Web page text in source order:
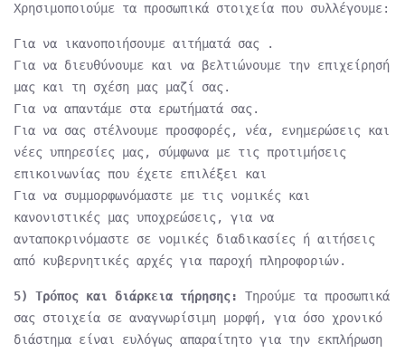
Χρησιμοποιούμε τα προσωπικά στοιχεία που συλλέγουμε:
Για να ικανοποιήσουμε αιτήματά σας .
Για να διευθύνουμε και να βελτιώνουμε την επιχείρησή
μας και τη σχέση μας μαζί σας.
Για να απαντάμε στα ερωτήματά σας.
Για να σας στέλνουμε προσφορές, νέα, ενημερώσεις και
νέες υπηρεσίες μας, σύμφωνα με τις προτιμήσεις
επικοινωνίας που έχετε επιλέξει και
Για να συμμορφωνόμαστε με τις νομικές και
κανονιστικές μας υποχρεώσεις, για να
ανταποκρινόμαστε σε νομικές διαδικασίες ή αιτήσεις
από κυβερνητικές αρχές για παροχή πληροφοριών.
5) Τρόπος και διάρκεια τήρησης:
Τηρούμε τα προσωπικά
σας στοιχεία σε αναγνωρίσιμη μορφή, για όσο χρονικό
διάστημα είναι ευλόγως απαραίτητο για την εκπλήρωση